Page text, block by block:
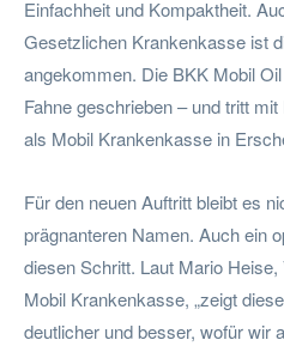
Einfachheit und Kompaktheit.
Gesetzlichen Krankenkasse ist
angekommen. Die BKK Mobil
Fahne geschrieben – und tritt
als Mobil Krankenkasse in
Für den neuen Auftritt bleibt es
prägnanteren Namen. Auch ein
diesen Schritt. Laut Mario
Mobil Krankenkasse, „zeigt
deutlicher und besser, wofür wir